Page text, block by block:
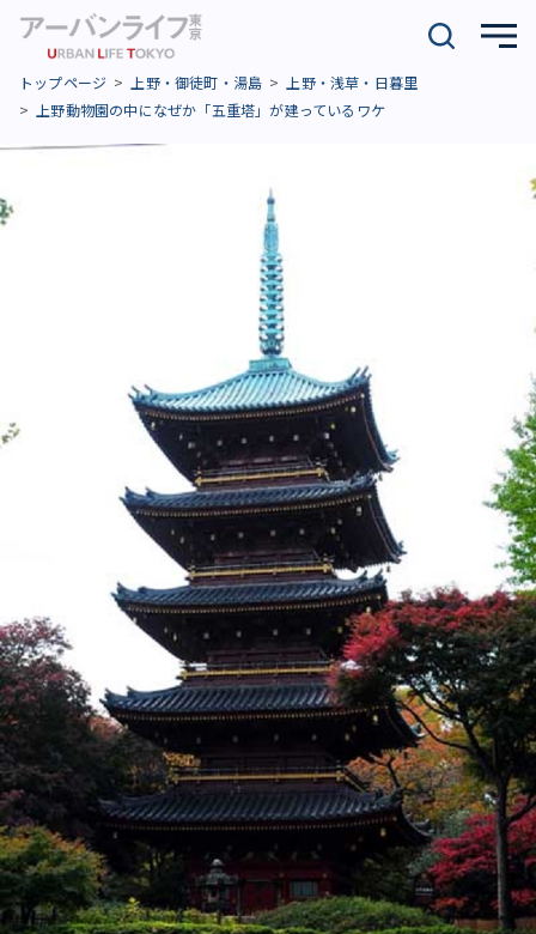
トップページ 上野・御徒町・湯島
上野・浅草・日暮里
上野動物園の中になぜか「五重塔」が建っているワケ